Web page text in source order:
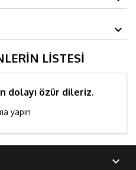
LISTESI
dolayı özür dileriz.
yapın
